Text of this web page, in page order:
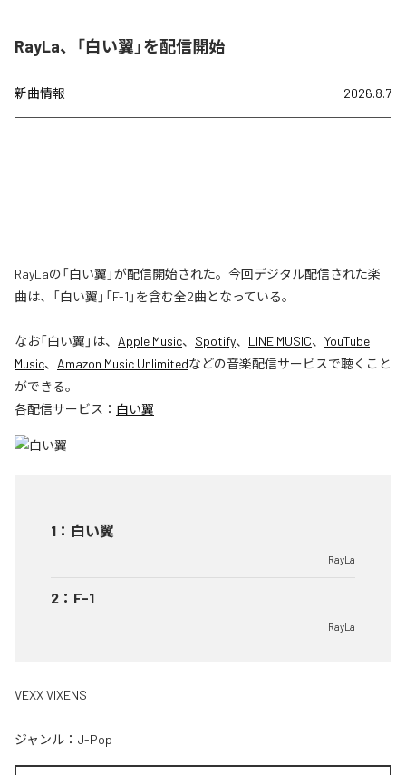
RayLa、「白い翼」を配信開始
新曲情報 2026.8.7
RayLaの「白い翼」が配信開始された。今回デジタル配信された楽
曲は、「白い翼」「F-1」を含む全2曲となっている。
なお「白い翼 」は、 Apple Music、 Spotify、 LINE MUSIC、 YouTube
Music、 Amazon Music Unlimitedなどの音楽配信サービスで聴くこと
ができる。
各配信サービス： 白い翼
1 ： 白い翼
RayLa
2 ： F-1
RayLa
VEXX VIXENS
ジャンル： J-Pop